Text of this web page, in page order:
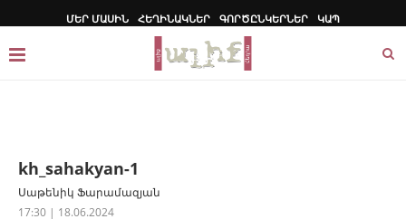
ՄԵՐ ՄԱՍԻՆ ՀԵՂԻՆԱԿՆԵՐ ԳՈՐԾԸՆԿԵՐՆԵՐ ԿԱՊ
kh_sahakyan-1
Սաթենիկ Ֆարամազյան
17:30 | 18.06.2024